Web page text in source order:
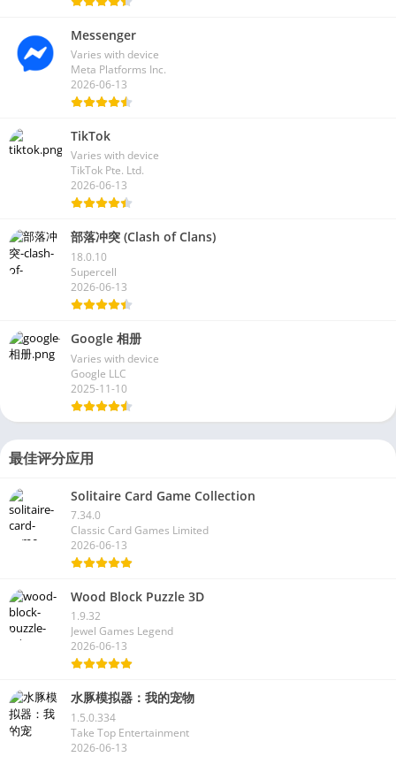
Messenger
Varies with device
Meta Platforms Inc.
2026-06-13
TikTok
Varies with device
TikTok Pte. Ltd.
2026-06-13
部落冲突 (Clash of Clans)
18.0.10
Supercell
2026-06-13
Google 相册
Varies with device
Google LLC
2025-11-10
最佳评分应用
Solitaire Card Game Collection
7.34.0
Classic Card Games Limited
2026-06-13
Wood Block Puzzle 3D
1.9.32
Jewel Games Legend
2026-06-13
水豚模拟器：我的宠物
1.5.0.334
Take Top Entertainment
2026-06-13